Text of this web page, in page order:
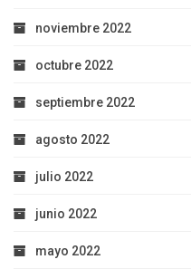
noviembre 2022
octubre 2022
septiembre 2022
agosto 2022
julio 2022
junio 2022
mayo 2022